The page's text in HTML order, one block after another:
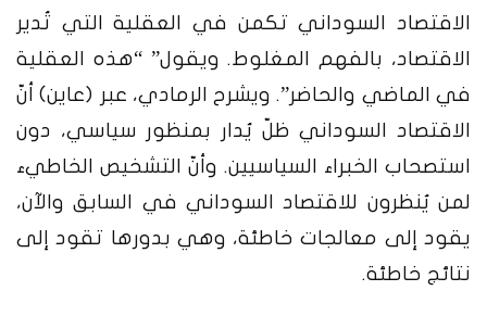
الاقتصاد السوداني تكمن في العقلية التي تُدير
الاقتصاد، بالفهم المغلوط. ويقول” “هذه العقلية
في الماضي والحاضر”. ويشرح الرمادي، عبر (عاين) أنّ
الاقتصاد السوداني ظلّ يُدار بمنظور سياسي، دون
استصحاب الخبراء السياسيين. وأنّ التشخيص الخاطيء
لمن يُنظرون للاقتصاد السوداني في السابق والآن،
يقود إلى معالجات خاطئة، وهي بدورها تقود إلى
نتائج خاطئة.